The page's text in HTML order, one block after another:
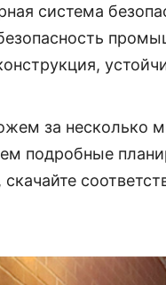
система
за несколько
подробные